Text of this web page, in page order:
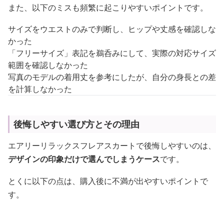
また、以下のミスも頻繁に起こりやすいポイントです。
サイズをウエストのみで判断し、ヒップや丈感を確認しな
かった
「フリーサイズ」表記を鵜呑みにして、実際の対応サイズ
範囲を確認しなかった
写真のモデルの着用丈を参考にしたが、自分の身長との差
を計算しなかった
後悔しやすい選び方とその理由
エアリーリラックスフレアスカートで後悔しやすいのは、
デザインの印象だけで選んでしまうケースです。
とくに以下の点は、購入後に不満が出やすいポイントで
す。